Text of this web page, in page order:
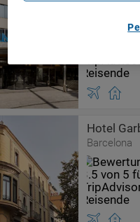
Hotel
Barcelona